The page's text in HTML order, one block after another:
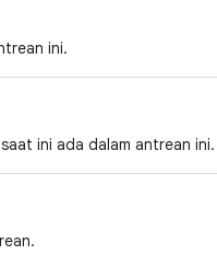
ini.
ini ada dalam antrean ini.